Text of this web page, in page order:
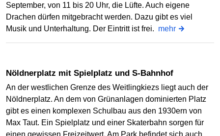
September, von 11 bis 20 Uhr, die Lüfte. Auch eigene
Drachen dürfen mitgebracht werden. Dazu gibt es viel
Musik und Unterhaltung. Der Eintritt ist frei. mehr
Nöldnerplatz mit Spielplatz und S-Bahnhof
An der westlichen Grenze des Weitlingkiezs liegt auch der
Nöldnerplatz. An dem von Grünanlagen dominierten Platz
gibt es einen komplexen Schulbau aus den 1930ern von
Max Taut. Ein Spielplatz und einer Skaterbahn sorgen für